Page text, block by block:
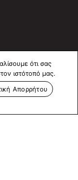
ότι σας
ιστότοπό μας.
Απορρήτου